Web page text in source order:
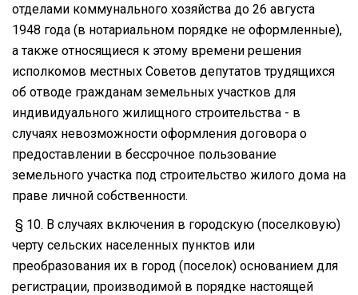
отделами коммунального хозяйства до 26 августа
1948 года (в нотариальном порядке не оформленные),
а также относящиеся к этому времени решения
исполкомов местных Советов депутатов трудящихся
об отводе гражданам земельных участков для
индивидуального жилищного строительства - в
случаях невозможности оформления договора о
предоставлении в бессрочное пользование
земельного участка под строительство жилого дома на
праве личной собственности.
§ 10. В случаях включения в городскую (поселковую)
черту сельских населенных пунктов или
преобразования их в город (поселок) основанием для
регистрации, производимой в порядке настоящей